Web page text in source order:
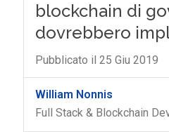
blockchain di
dovrebbero
Pubblicato il 25 Giu 2019
William Nonnis
Full Stack & Blockchain